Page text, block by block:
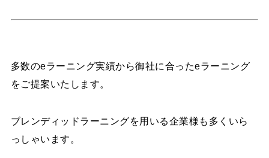
多数のeラーニング実績から御社に合ったeラーニング
をご提案いたします。
ブレンディッドラーニングを用いる企業様も多くいら
っしゃいます。